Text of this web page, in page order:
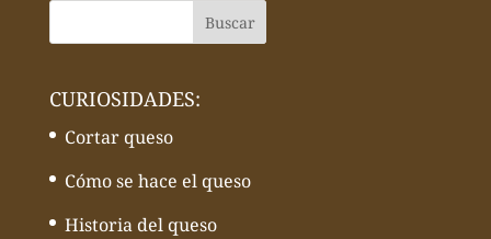
CURIOSIDADES:
Cortar queso
Cómo se hace el queso
Historia del queso